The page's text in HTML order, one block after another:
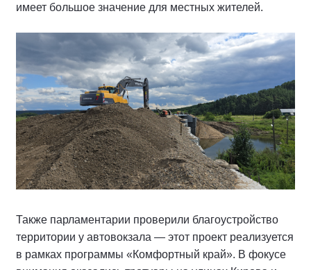
имеет большое значение для местных жителей.
Также парламентарии проверили благоустройство
территории у автовокзала — этот проект реализуется
в рамках программы «Комфортный край». В фокусе